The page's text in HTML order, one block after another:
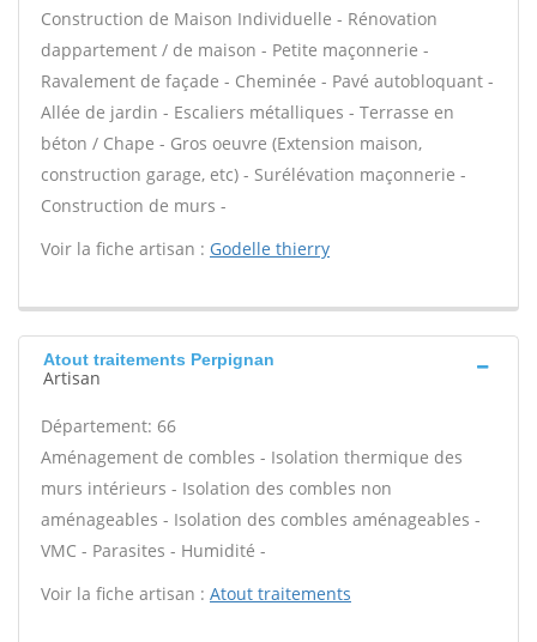
Construction de Maison Individuelle - Rénovation
dappartement / de maison - Petite maçonnerie -
Ravalement de façade - Cheminée - Pavé autobloquant -
Allée de jardin - Escaliers métalliques - Terrasse en
béton / Chape - Gros oeuvre (Extension maison,
construction garage, etc) - Surélévation maçonnerie -
Construction de murs -
Voir la fiche artisan : Godelle thierry
Atout traitements Perpignan
Artisan
Département: 66
Aménagement de combles - Isolation thermique des
murs intérieurs - Isolation des combles non
aménageables - Isolation des combles aménageables -
VMC - Parasites - Humidité -
Voir la fiche artisan : Atout traitements